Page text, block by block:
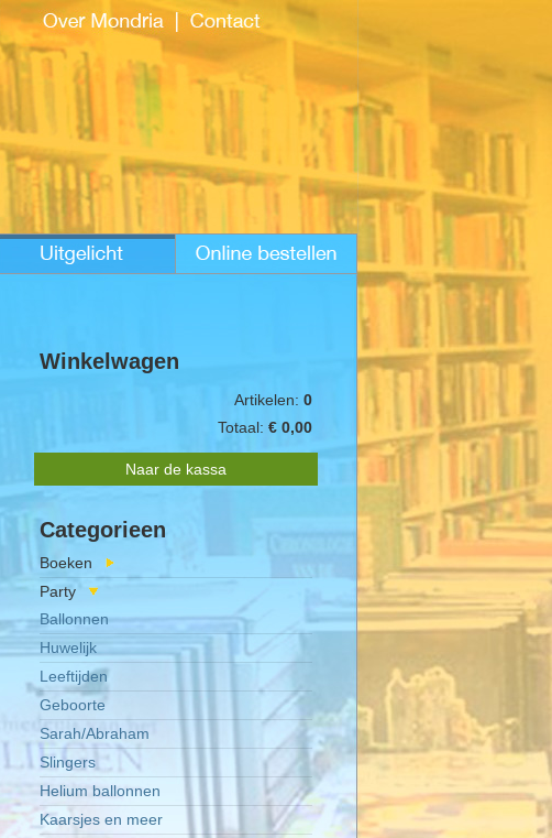
Winkelwagen
Artikelen: 0
Totaal: € 0,00
Naar de kassa
Categorieen
Boeken
Party
Ballonnen
Huwelijk
Leeftijden
Geboorte
Sarah/Abraham
Slingers
Helium ballonnen
Kaarsjes en meer